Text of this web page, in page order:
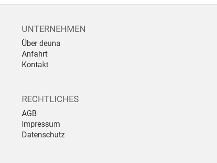
UNTERNEHMEN
Über deuna
Anfahrt
Kontakt
RECHTLICHES
AGB
Impressum
Datenschutz